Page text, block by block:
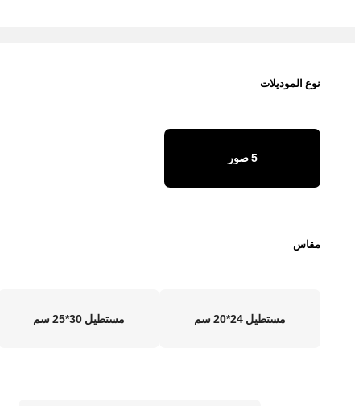
نوع الموديلات
5 صور
مقاس
مستطيل 24*20 سم مستطيل 30*25 سم